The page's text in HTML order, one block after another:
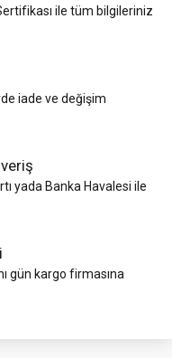
ile tüm bilgileriniz
iade ve değişim
yada Banka Havalesi ile
gün kargo firmasına